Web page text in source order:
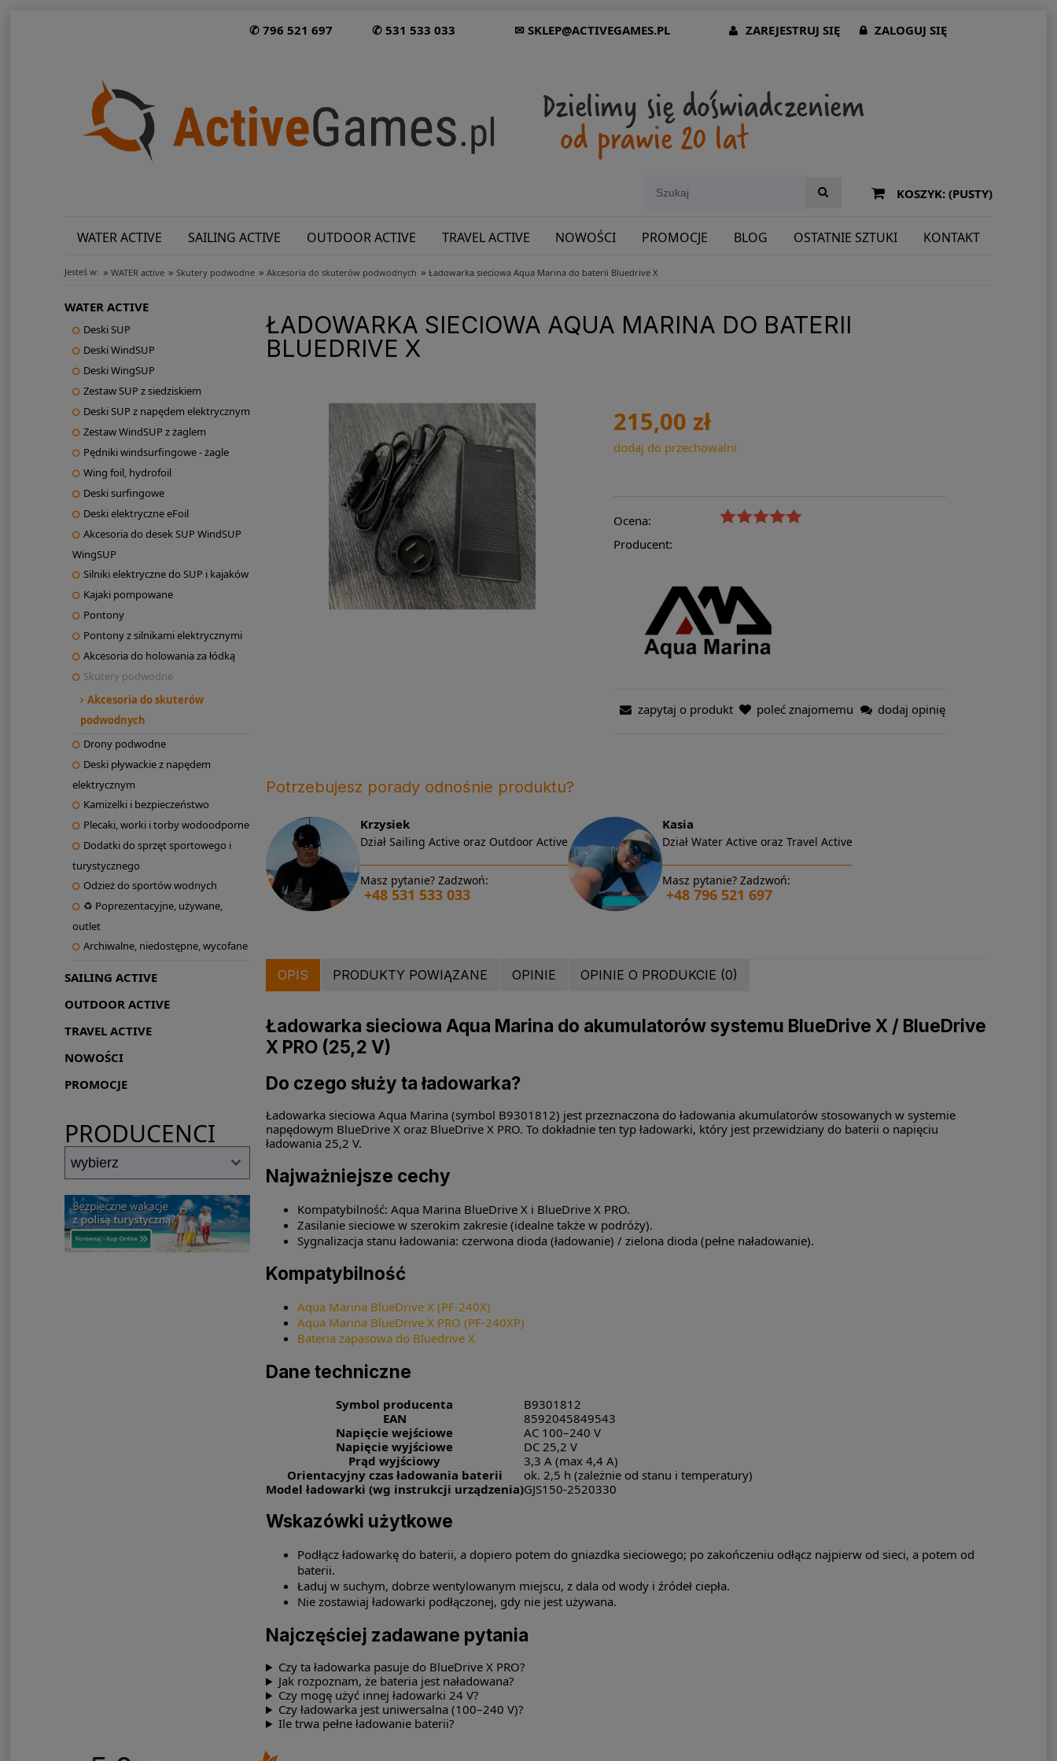
✆ 796 521 697 ✆ 531 533 033 ✉ SKLEP@ACTIVEGAMES.PL ZAREJESTRUJ SIĘ ZALOGUJ SIĘ
KOSZYK: (PUSTY)
WATER ACTIVE SAILING ACTIVE OUTDOOR ACTIVE TRAVEL ACTIVE NOWOŚCI PROMOCJE BLOG OSTATNIE SZTUKI KONTAKT
SHOWROOM: ODWIEDŹ NAS NA ŚLĄSKU!
Jesteś w: » WATER active » Skutery podwodne » Akcesoria do skuterów podwodnych » Ładowarka sieciowa Aqua Marina do baterii Bluedrive X
WATER ACTIVE
Deski SUP
Deski WindSUP
Deski WingSUP
Zestaw SUP z siedziskiem
Deski SUP z napędem elektrycznym
Zestaw WindSUP z żaglem
Pędniki windsurfingowe - żagle
Wing foil, hydrofoil
Deski surfingowe
Deski elektryczne eFoil
Akcesoria do desek SUP WindSUP
WingSUP
Silniki elektryczne do SUP i kajaków
Kajaki pompowane
Pontony
Pontony z silnikami elektrycznymi
Akcesoria do holowania za łódką
Skutery podwodne
Akcesoria do skuterów
podwodnych
Drony podwodne
Deski pływackie z napędem
elektrycznym
Kamizelki i bezpieczeństwo
Plecaki, worki i torby wodoodporne
Dodatki do sprzęt sportowego i
turystycznego
Odzież do sportów wodnych
♻ Poprezentacyjne, używane,
outlet
Archiwalne, niedostępne, wycofane
SAILING ACTIVE
OUTDOOR ACTIVE
TRAVEL ACTIVE
NOWOŚCI
PROMOCJE
PRODUCENCI
ŁADOWARKA SIECIOWA AQUA MARINA DO BATERII
BLUEDRIVE X
215,00 zł
dodaj do przechowalni
Ocena:
Producent:
zapytaj o produkt poleć znajomemu dodaj opinię
Potrzebujesz porady odnośnie produktu?
Krzysiek
Dział Sailing Active oraz Outdoor Active
Masz pytanie? Zadzwoń:
+48 531 533 033
Kasia
Dział Water Active oraz Travel Active
Masz pytanie? Zadzwoń:
+48 796 521 697
OPIS PRODUKTY POWIĄZANE OPINIE OPINIE O PRODUKCIE (0)
Ładowarka sieciowa Aqua Marina do akumulatorów systemu BlueDrive X / BlueDrive
X PRO (25,2 V)
Do czego służy ta ładowarka?
Ładowarka sieciowa Aqua Marina (symbol B9301812) jest przeznaczona do ładowania akumulatorów stosowanych w systemie
napędowym BlueDrive X oraz BlueDrive X PRO. To dokładnie ten typ ładowarki, który jest przewidziany do baterii o napięciu
ładowania 25,2 V.
Najważniejsze cechy
Kompatybilność: Aqua Marina BlueDrive X i BlueDrive X PRO.
Zasilanie sieciowe w szerokim zakresie (idealne także w podróży).
Sygnalizacja stanu ładowania: czerwona dioda (ładowanie) / zielona dioda (pełne naładowanie).
Kompatybilność
Aqua Marina BlueDrive X (PF-240X)
Aqua Marina BlueDrive X PRO (PF-240XP)
Bateria zapasowa do Bluedrive X
Dane techniczne
Symbol producenta
B9301812
EAN
8592045849543
Napięcie wejściowe
AC 100–240 V
Napięcie wyjściowe
DC 25,2 V
Prąd wyjściowy
3,3 A (max 4,4 A)
Orientacyjny czas ładowania baterii
ok. 2,5 h (zależnie od stanu i temperatury)
Model ładowarki (wg instrukcji urządzenia)GJS150-2520330
Wskazówki użytkowe
Podłącz ładowarkę do baterii, a dopiero potem do gniazdka sieciowego; po zakończeniu odłącz najpierw od sieci, a potem od
baterii.
Ładuj w suchym, dobrze wentylowanym miejscu, z dala od wody i źródeł ciepła.
Nie zostawiaj ładowarki podłączonej, gdy nie jest używana.
Najczęściej zadawane pytania
Czy ta ładowarka pasuje do BlueDrive X PRO?
Jak rozpoznam, że bateria jest naładowana?
Czy mogę użyć innej ładowarki 24 V?
Czy ładowarka jest uniwersalna (100–240 V)?
Ile trwa pełne ładowanie baterii?